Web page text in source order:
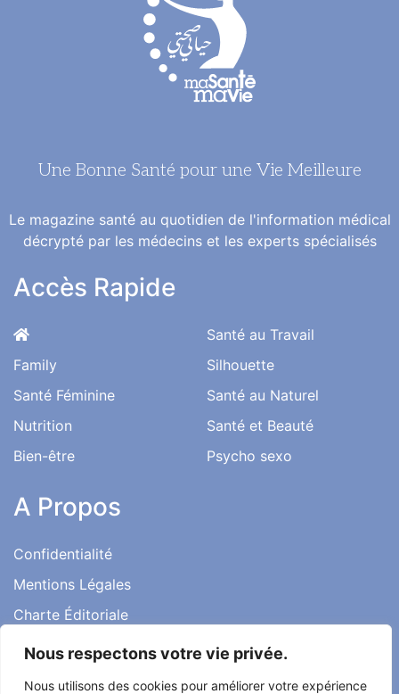
Nous respectons votre vie privée.
Nous utilisons des cookies pour améliorer votre expérience
Une Bonne Santé pour une Vie Meilleure
Le magazine santé au quotidien de l'information médical
décrypté par les médecins et les experts spécialisés
Accès Rapide
Family
Santé Féminine
Nutrition
Bien-être
Santé au Travail
Silhouette
Santé au Naturel
Santé et Beauté
Psycho sexo
A Propos
Confidentialité
Mentions Légales
Charte Éditoriale
Conditions d’utilisation